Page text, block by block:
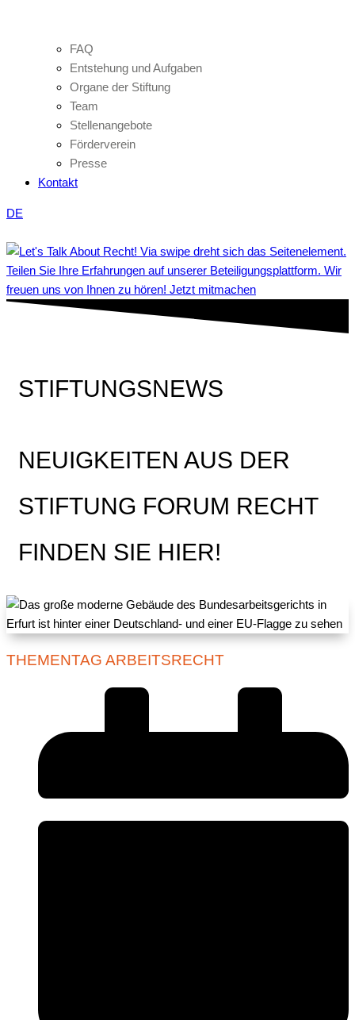
FAQ
Entstehung und Aufgaben
Organe der Stiftung
Team
Stellenangebote
Förderverein
Presse
Kontakt
DE
Teilen Sie Ihre Erfahrungen auf unserer Beteiligungsplattform. Wir
freuen uns von Ihnen zu hören! Jetzt mitmachen
STIFTUNGSNEWS
NEUIGKEITEN AUS DER
STIFTUNG FORUM RECHT
FINDEN SIE HIER!
THEMENTAG ARBEITSRECHT